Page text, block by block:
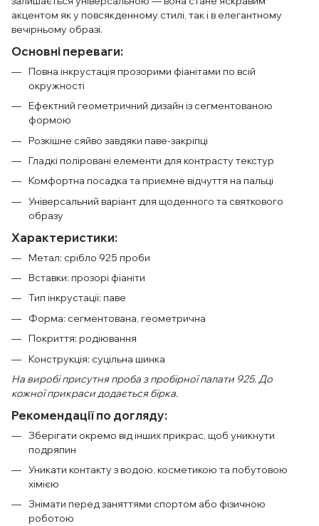
акцентом як у повсякденному стилі, так і в елегантному
вечірньому образі.
Основні переваги:
Повна інкрустація прозорими фіанітами по всій
окружності
Ефектний геометричний дизайн із сегментованою
формою
Розкішне сяйво завдяки паве-закріпці
Гладкі поліровані елементи для контрасту текстур
Комфортна посадка та приємне відчуття на пальці
Універсальний варіант для щоденного та святкового
образу
Характеристики:
Метал: срібло 925 проби
Вставки: прозорі фіаніти
Тип інкрустації: паве
Форма: сегментована, геометрична
Покриття: родіювання
Конструкція: суцільна шинка
На виробі присутня проба з пробірної палати 925. До
кожної прикраси додається бірка.
Рекомендації по догляду:
Зберігати окремо від інших прикрас, щоб уникнути
подряпин
Уникати контакту з водою, косметикою та побутовою
хімією
Знімати перед заняттями спортом або фізичною
роботою